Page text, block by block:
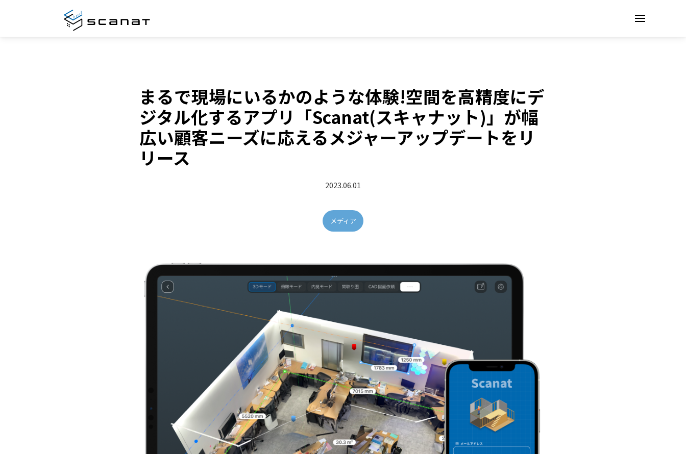
まるで現場にいるかのような体験!空間を高精度にデ
ジタル化するアプリ「Scanat(スキャナット)」が幅
広い顧客ニーズに応えるメジャーアップデートをリ
リース
2023.06.01
メディア